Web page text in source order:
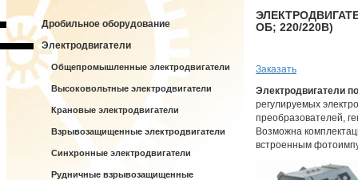
Дробильное оборудование
Электродвигатели
Общепромышленные электродвигатели
Высоковольтные электродвигатели
Крановые электродвигатели
Взрывозащищенные электродвигатели
Синхронные электродвигатели
Рудничные взрывозащищенные
ОБ; 220/220В)
Заказать
Электродвигатели
регулируемых
преобразователей,
Возможна
встроенным